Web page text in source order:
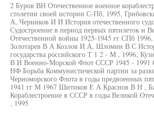
2 Буров ВН Отечественное военное
столетии своей истории С-Пб, 1995,
А, Черников И И История отечественного
Судостроение в период первых пятилеток и
Отечественной войны 1925-1945 гг СПб
Золотарев В А Козлов И А, Шломин В С
государства российского Т 1 2 - М , 1996,
В И Военно-Морской Флот СССР 1945 - 1991
НФ Борьба Коммунистической партии за
Черноморского Флота в годы предвоенных
1941 гг М 1967 Шитиков Е А Краснов В Н ,
Кораблестроение в СССР в годы Великой
, 1995